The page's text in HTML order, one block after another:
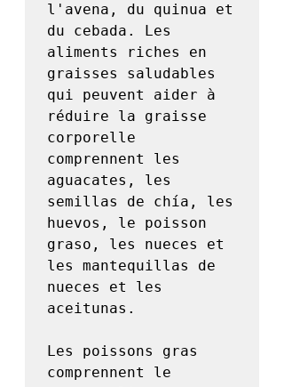
l'avena, du quinua et
du cebada. Les
aliments riches en
graisses saludables
qui peuvent aider à
réduire la graisse
corporelle
comprennent les
aguacates, les
semillas de chía, les
huevos, le poisson
graso, les nueces et
les mantequillas de
nueces et les
aceitunas.
Les poissons gras
comprennent le